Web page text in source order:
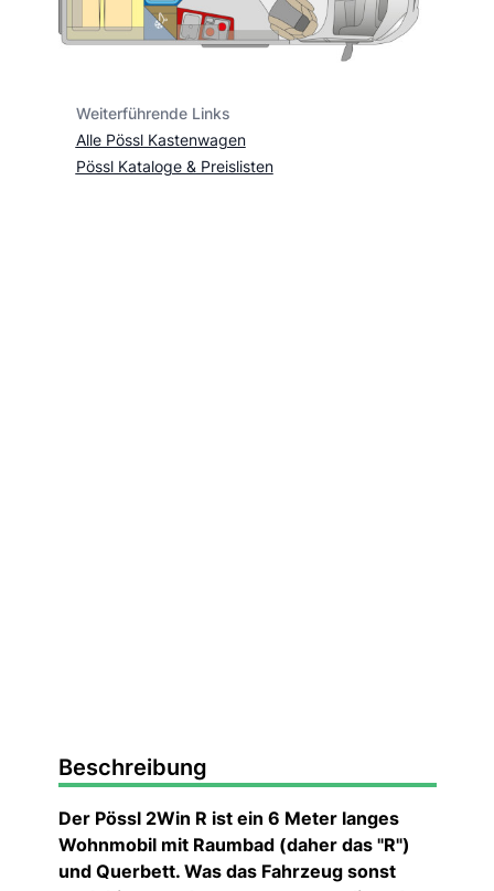
Weiterführende Links
Alle Pössl Kastenwagen
Pössl Kataloge & Preislisten
Beschreibung
Der Pössl 2Win R ist ein 6 Meter langes
Wohnmobil mit Raumbad (daher das "R")
und Querbett. Was das Fahrzeug sonst